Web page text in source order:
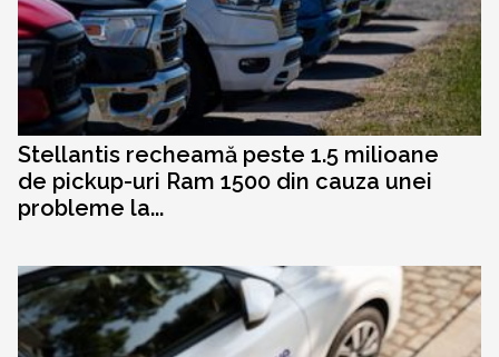
Stellantis recheamă peste 1.5 milioane
de pickup-uri Ram 1500 din cauza unei
probleme la...